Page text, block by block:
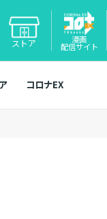
ストア 漫画
配信サイト
コロナEX